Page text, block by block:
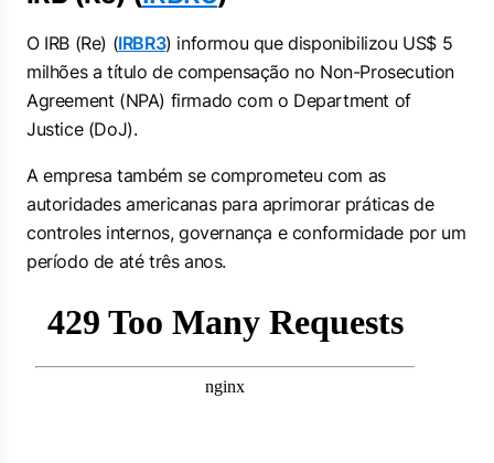
O IRB (Re) (IRBR3) informou que disponibilizou US$ 5
milhões a título de compensação no Non-Prosecution
Agreement (NPA) firmado com o Department of
Justice (DoJ).
A empresa também se comprometeu com as
autoridades americanas para aprimorar práticas de
controles internos, governança e conformidade por um
período de até três anos.